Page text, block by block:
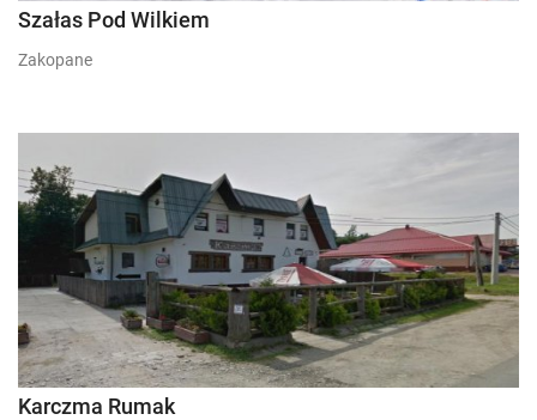
Szałas Pod Wilkiem
Zakopane
Karczma Rumak